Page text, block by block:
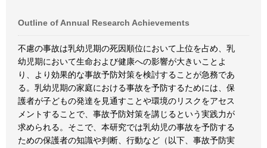
Outline of Annual Research Achievements
不慮の事故は乳幼児期の死因順位において上位を占め、乳
幼児期において生命および健康への影響が大きいことよ
り、より効果的な事故予防対策を検討することが急務であ
る。乳幼児期の家庭における事故を予防するためには、保
護者が子どもの発達を見通すことや環境のリスクをアセス
メントすることで、事故予防対策を講じるという実践力が
求められる。そこで、本研究では乳幼児の事故を予防する
ための保護者の知識や判断、行動など（以下、事故予防実